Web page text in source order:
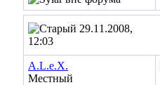
29.11.2008,
12:03
A.L.e.X.
Местный